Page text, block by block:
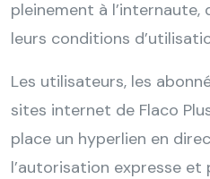
pleinement à
leurs conditions
Les utilisateurs, les
sites internet de Flaco
place un hyperlien en
l’autorisation expresse et